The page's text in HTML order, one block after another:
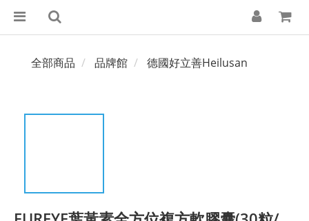
全部商品 品牌館 德國好立善Heilusan